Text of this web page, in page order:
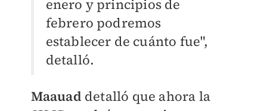
enero y principios de
febrero podremos
establecer de cuánto fue",
detalló.
Maauad detalló que ahora la